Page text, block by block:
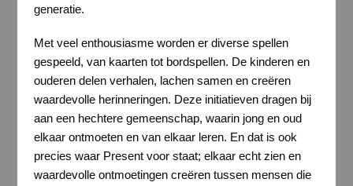
generatie.
Met veel enthousiasme worden er diverse spellen
gespeeld, van kaarten tot bordspellen. De kinderen en
ouderen delen verhalen, lachen samen en creëren
waardevolle herinneringen. Deze initiatieven dragen bij
aan een hechtere gemeenschap, waarin jong en oud
elkaar ontmoeten en van elkaar leren. En dat is ook
precies waar Present voor staat; elkaar echt zien en
waardevolle ontmoetingen creëren tussen mensen die